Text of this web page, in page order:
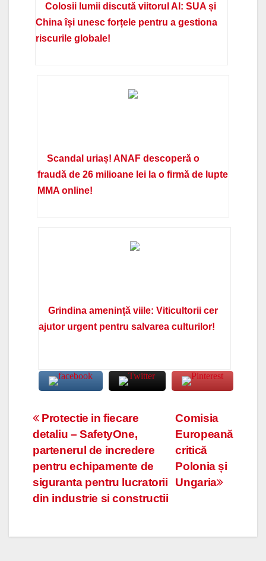
Colosii lumii discută viitorul AI: SUA și
China își unesc forțele pentru a gestiona
riscurile globale!
Scandal uriaș! ANAF descoperă o
fraudă de 26 milioane lei la o firmă de lupte
MMA online!
Grindina amenință viile: Viticultorii cer
ajutor urgent pentru salvarea culturilor!
Navigare
în
articole
Comisia
Europeană
critică
Polonia și
Ungaria
Protectie in fiecare
detaliu – SafetyOne,
partenerul de incredere
pentru echipamente de
siguranta pentru lucratorii
din industrie si constructii